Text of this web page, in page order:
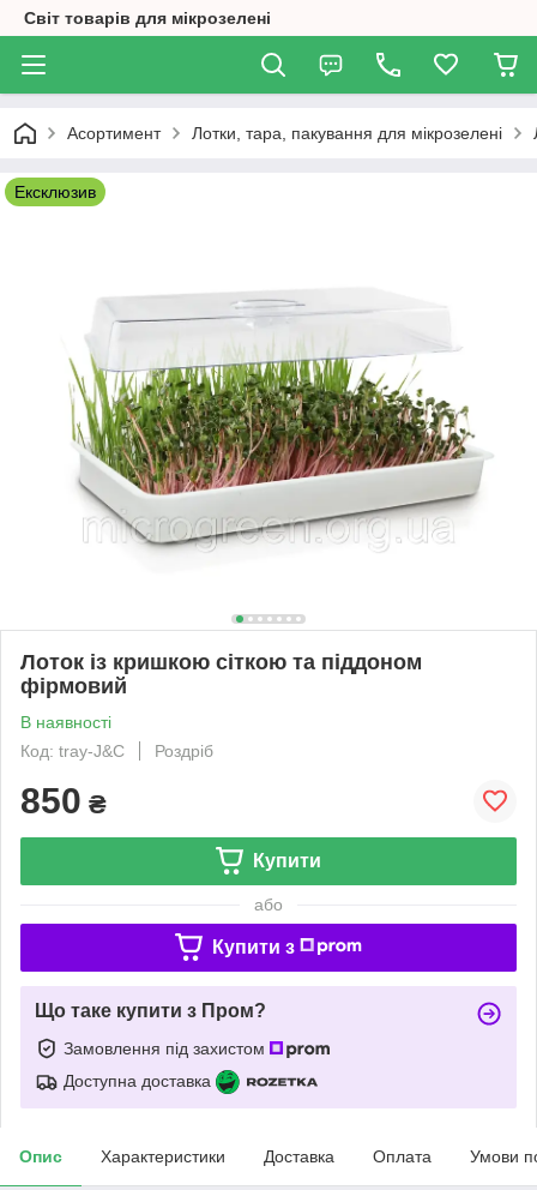
Світ товарів для мікрозелені
Асортимент Лотки, тара, пакування для мікрозелені
Ексклюзив
Лоток із кришкою сіткою та піддоном
фірмовий
В наявності
Код: tray-J&C
Роздріб
850 ₴
Купити
або
Купити з
Що таке купити з Пром?
Замовлення під захистом
Доступна доставка
Опис Характеристики Доставка Оплата Умови